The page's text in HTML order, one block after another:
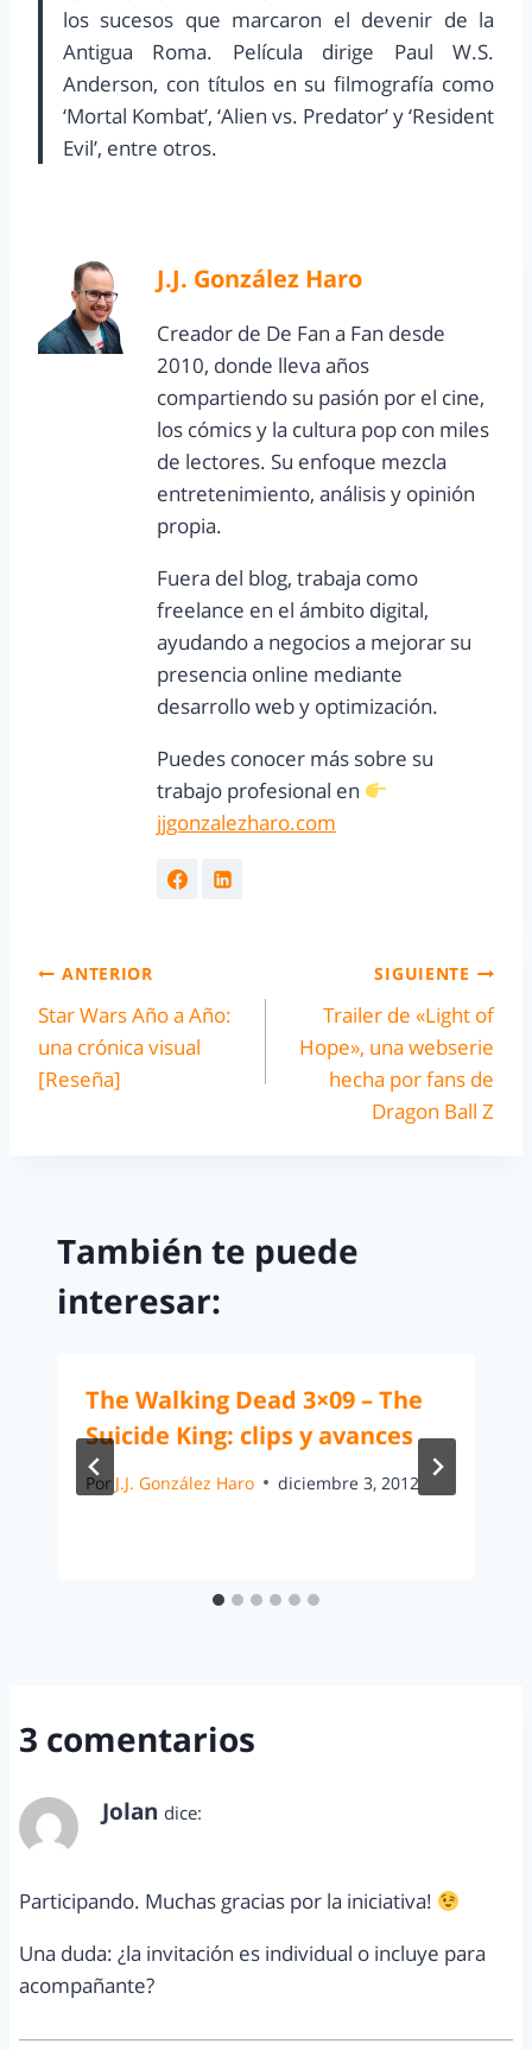
los sucesos que marcaron el devenir de la
Antigua Roma. Película dirige Paul W.S.
Anderson, con títulos en su filmografía como
‘Mortal Kombat’, ‘Alien vs. Predator’ y ‘Resident
Evil’, entre otros.
J.J. González Haro
Creador de De Fan a Fan desde
2010, donde lleva años
compartiendo su pasión por el cine,
los cómics y la cultura pop con miles
de lectores. Su enfoque mezcla
entretenimiento, análisis y opinión
propia.
Fuera del blog, trabaja como
freelance en el ámbito digital,
ayudando a negocios a mejorar su
presencia online mediante
desarrollo web y optimización.
Puedes conocer más sobre su
trabajo profesional en
jjgonzalezharo.com
ANTERIOR
Star Wars Año a Año:
una crónica visual
[Reseña]
SIGUIENTE
Trailer de «Light of
Hope», una webserie
hecha por fans de
Dragon Ball Z
También te puede
interesar:
The Walking Dead 3×09 – The
Suicide King: clips y avances
Por J.J. González Haro diciembre 3, 2012
3 comentarios
Jolan dice:
Participando. Muchas gracias por la iniciativa!
Una duda: ¿la invitación es individual o incluye para
acompañante?